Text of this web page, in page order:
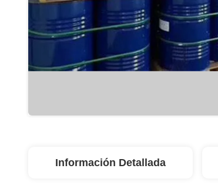
Información Detallada